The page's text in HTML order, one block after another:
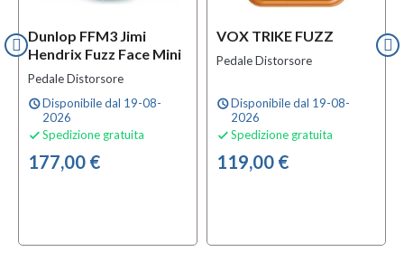
Dunlop FFM3 Jimi
Hendrix Fuzz Face Mini
Pedale Distorsore
scheduleDisponibile dal 19-08-
2026
 Spedizione gratuita
177,00 €
VOX TRIKE FUZZ
Pedale Distorsore
scheduleDisponibile dal 19-08-
2026
 Spedizione gratuita
119,00 €